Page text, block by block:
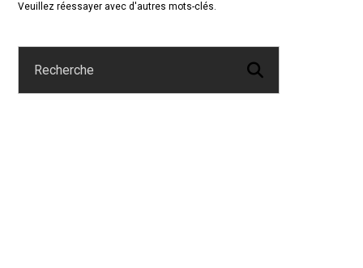
Veuillez réessayer avec d'autres mots-clés.